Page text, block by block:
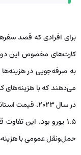
برای افرادی که قصد
کارت‌های مخصوص این دو
به صرفه‌جویی در
می‌دهند که با
۱.۵ یورو بود. این
حمل‌ونقل عمومی با